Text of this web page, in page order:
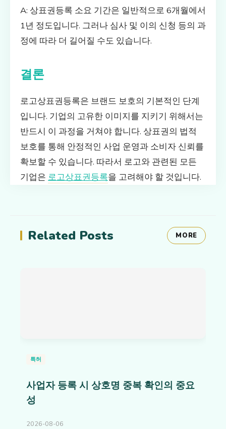
A: 상표권등록 소요 기간은 일반적으로 6개월에서
1년 정도입니다. 그러나 심사 및 이의 신청 등의 과
정에 따라 더 길어질 수도 있습니다.
결론
로고상표권등록은 브랜드 보호의 기본적인 단계
입니다. 기업의 고유한 이미지를 지키기 위해서는
반드시 이 과정을 거쳐야 합니다. 상표권의 법적
보호를 통해 안정적인 사업 운영과 소비자 신뢰를
확보할 수 있습니다. 따라서 로고와 관련된 모든
기업은 로고상표권등록을 고려해야 할 것입니다.
Related Posts MORE
특허
사업자 등록 시 상호명 중복 확인의 중요
성
2026-08-06